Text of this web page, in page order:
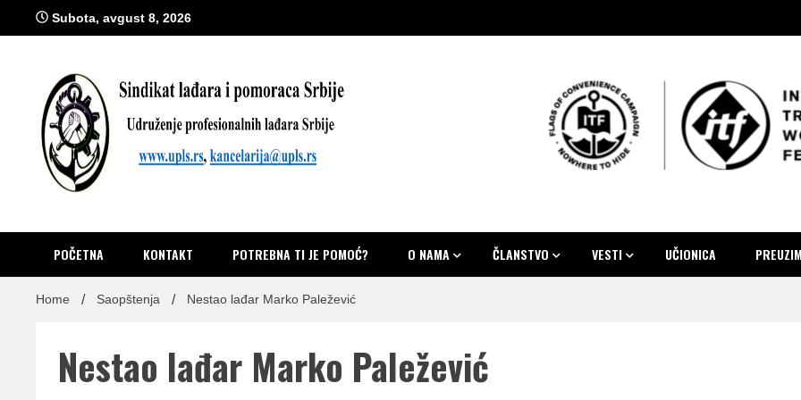
Subota, avgust 8, 2026
Sindikat
POČETNA KONTAKT POTREBNA TI JE POMOĆ? O NAMA ČLANSTVO VESTI UČIONICA
Home Saopštenja Nestao lađar Marko Paležević
Nestao lađar Marko Paležević